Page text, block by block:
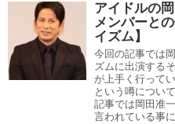
アイドルの
メンバーと
イズム】
今回の記事では
ズムに出演する
が上手く行って
という噂につい
記事では岡田准
言われている事